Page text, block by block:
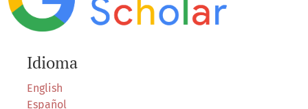
Idioma
English
Español